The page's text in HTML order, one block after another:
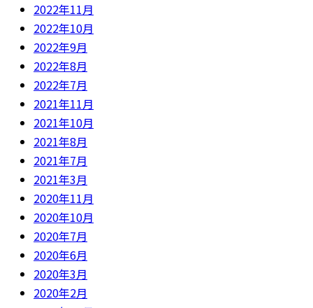
2022年11月
2022年10月
2022年9月
2022年8月
2022年7月
2021年11月
2021年10月
2021年8月
2021年7月
2021年3月
2020年11月
2020年10月
2020年7月
2020年6月
2020年3月
2020年2月